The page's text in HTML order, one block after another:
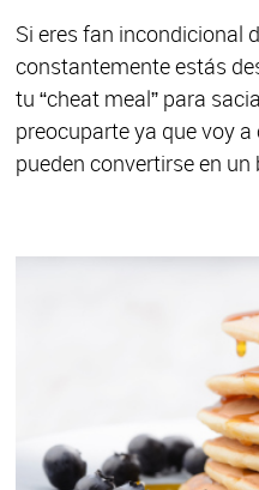
Si eres fan incondicional
constantemente estás
tu “cheat meal” para
preocuparte ya que voy
pueden convertirse en